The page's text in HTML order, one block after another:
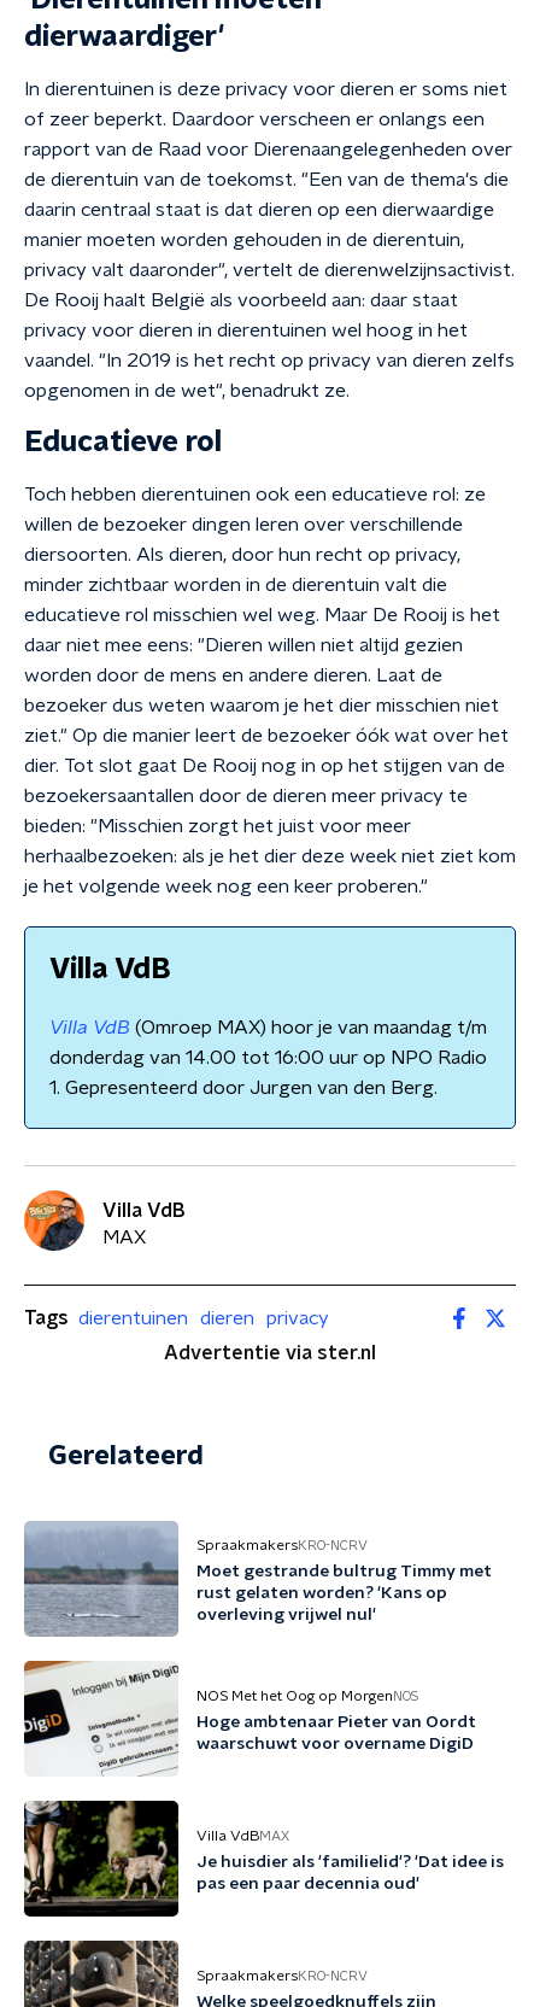
dierwaardiger'
In dierentuinen is deze privacy voor dieren er soms niet
of zeer beperkt. Daardoor verscheen er onlangs een
rapport van de Raad voor Dierenaangelegenheden over
de dierentuin van de toekomst. "Een van de thema's die
daarin centraal staat is dat dieren op een dierwaardige
manier moeten worden gehouden in de dierentuin,
privacy valt daaronder", vertelt de dierenwelzijnsactivist.
De Rooij haalt België als voorbeeld aan: daar staat
privacy voor dieren in dierentuinen wel hoog in het
vaandel. "In 2019 is het recht op privacy van dieren zelfs
opgenomen in de wet", benadrukt ze.
Educatieve rol
Toch hebben dierentuinen ook een educatieve rol: ze
willen de bezoeker dingen leren over verschillende
diersoorten. Als dieren, door hun recht op privacy,
minder zichtbaar worden in de dierentuin valt die
educatieve rol misschien wel weg. Maar De Rooij is het
daar niet mee eens: "Dieren willen niet altijd gezien
worden door de mens en andere dieren. Laat de
bezoeker dus weten waarom je het dier misschien niet
ziet." Op die manier leert de bezoeker óók wat over het
dier. Tot slot gaat De Rooij nog in op het stijgen van de
bezoekersaantallen door de dieren meer privacy te
bieden: "Misschien zorgt het juist voor meer
herhaalbezoeken: als je het dier deze week niet ziet kom
je het volgende week nog een keer proberen."
Villa VdB
Villa VdB (Omroep MAX) hoor je van maandag t/m
donderdag van 14.00 tot 16:00 uur op NPO Radio
1. Gepresenteerd door Jurgen van den Berg.
Villa VdB
MAX
Tags dierentuinen dieren
privacy
Advertentie via ster.nl
Gerelateerd
SpraakmakersKRO-NCRV
Moet gestrande bultrug Timmy met
rust gelaten worden? 'Kans op
overleving vrijwel nul'
NOS Met het Oog op Morgen NOS
Hoge ambtenaar Pieter van Oordt
waarschuwt voor overname DigiD
Villa VdBMAX
Je huisdier als 'familielid'? 'Dat idee is
pas een paar decennia oud'
SpraakmakersKRO-NCRV
Welke speelgoedknuffels zijn